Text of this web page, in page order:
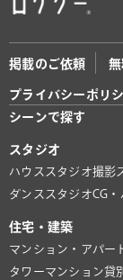
掲載のご依頼
プライバシーポリ
シーンで探す
スタジオ
ハウススタジオ撮影
ダンススタジオCG
住宅・建築
マンション・アパー
タワーマンション貸